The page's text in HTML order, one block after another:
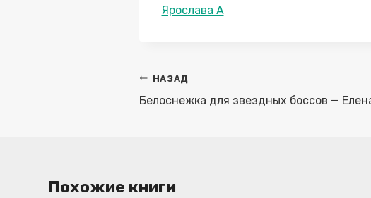
Метки
Ярослава А
Навигация
по
НАЗАД
Белоснежка для звездных боссов —
Похожие книги